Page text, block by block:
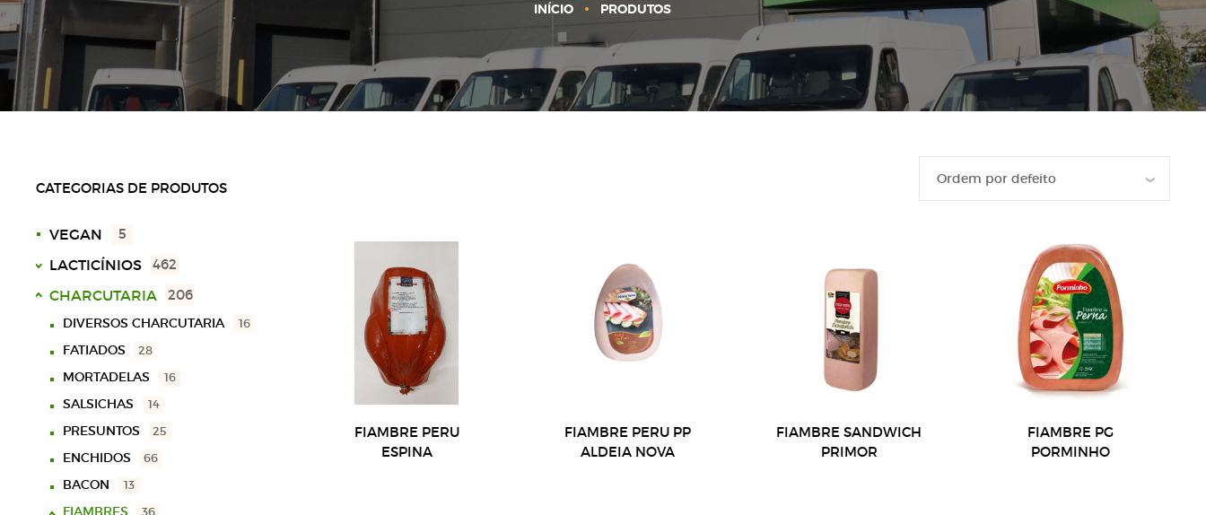
INÍCIO PRODUTOS
CATEGORIAS DE PRODUTOS
VEGAN 5
LACTICÍNIOS 462
LEITES 50
UHT
18
ESPECIAIS
10
SEM LACTOSE
9
ACHOCOLATADOS
DIVERSOS
4
NATAS
30
IOGURTES
59
SÓLIDOS
43
LÍQUIDOS
16
MANTEIGAS
29
QUEIJOS
299
BOLA
23
PRATO
123
VACA
73
BARRA
21
FATIADOS
34
CHARCUTARIA 206
DIVERSOS CHARCUTARIA
16
FATIADOS
28
MORTADELAS
16
SALSICHAS
14
PRESUNTOS
25
ENCHIDOS
66
BACON
13
FIAMBRES
36
FIAMBRE PERU
ESPINA
FIAMBRE PERU PP
ALDEIA NOVA
FIAMBRE SANDWICH
PRIMOR
FIAMBRE PG
PORMINHO